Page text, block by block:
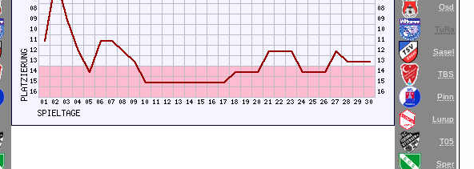
Osd
TuRa
Sasel
TBS
Pinn
Lurup
T05
Sper